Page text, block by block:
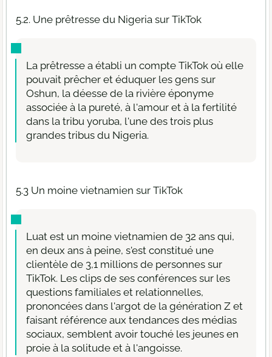
5.2. Une prêtresse du Nigeria sur TikTok
La prêtresse a établi un compte TikTok où elle
pouvait prêcher et éduquer les gens sur
Oshun, la déesse de la rivière éponyme
associée à la pureté, à l'amour et à la fertilité
dans la tribu yoruba, l'une des trois plus
grandes tribus du Nigeria.
5.3 Un moine vietnamien sur TikTok
Luat est un moine vietnamien de 32 ans qui,
en deux ans à peine, s'est constitué une
clientèle de 3,1 millions de personnes sur
TikTok. Les clips de ses conférences sur les
questions familiales et relationnelles,
prononcées dans l'argot de la génération Z et
faisant référence aux tendances des médias
sociaux, semblent avoir touché les jeunes en
proie à la solitude et à l'angoisse.